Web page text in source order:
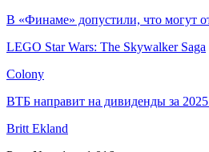
В «Финаме» допустили, что могут
LEGO Star Wars: The Skywalker Saga
Colony
ВТБ направит на дивиденды за
Britt Ekland